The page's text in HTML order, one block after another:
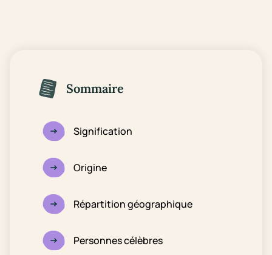
Sommaire
Signification
Origine
Répartition géographique
Personnes célèbres